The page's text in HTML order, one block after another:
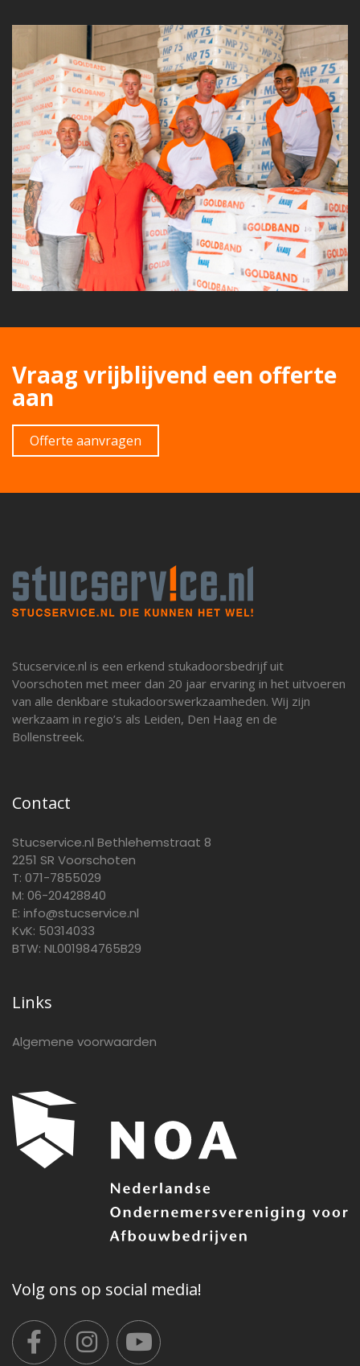
Vraag vrijblijvend een offerte
aan
Offerte aanvragen
Stucservice.nl is een erkend stukadoorsbedrijf uit
Voorschoten met meer dan 20 jaar ervaring in het uitvoeren
van alle denkbare stukadoorswerkzaamheden. Wij zijn
werkzaam in regio’s als Leiden, Den Haag en de
Bollenstreek.
Contact
Stucservice.nl Bethlehemstraat 8
2251 SR Voorschoten
T: 071-7855029
M: 06-20428840
E: info@stucservice.nl
KvK: 50314033
BTW: NL001984765B29
Links
Algemene voorwaarden
Volg ons op social media!